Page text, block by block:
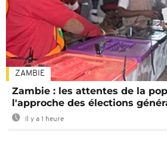
ZAMBIE
Zambie : les attentes de la
l'approche des élections
Il y a 1 heure